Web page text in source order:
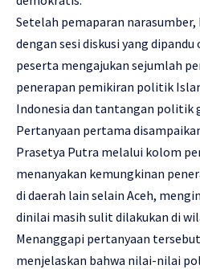
Setelah pemaparan
dengan sesi diskusi yang
peserta mengajukan sejumlah
penerapan pemikiran politik
Indonesia dan tantangan politik
Pertanyaan pertama
Prasetya Putra melalui kolom
menanyakan kemungkinan
di daerah lain selain Aceh,
dinilai masih sulit dilakukan di
Menanggapi pertanyaan
menjelaskan bahwa nilai-nilai